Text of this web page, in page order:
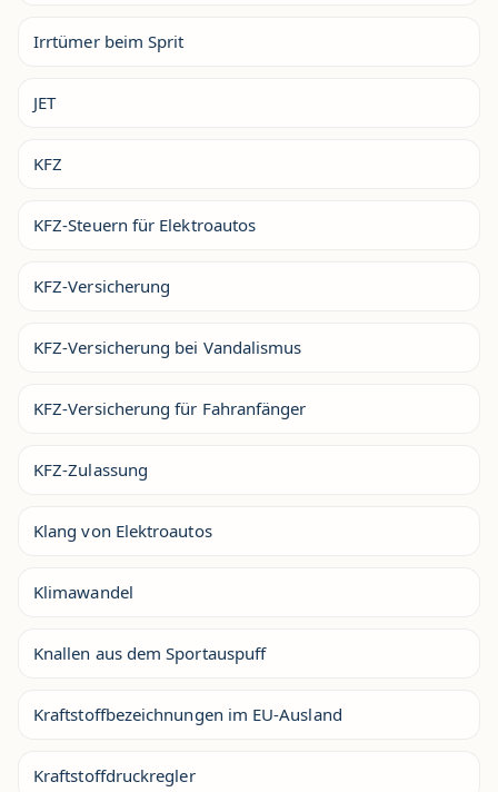
Irrtümer beim Sprit
JET
KFZ
KFZ-Steuern für Elektroautos
KFZ-Versicherung
KFZ-Versicherung bei Vandalismus
KFZ-Versicherung für Fahranfänger
KFZ-Zulassung
Klang von Elektroautos
Klimawandel
Knallen aus dem Sportauspuff
Kraftstoffbezeichnungen im EU-Ausland
Kraftstoffdruckregler